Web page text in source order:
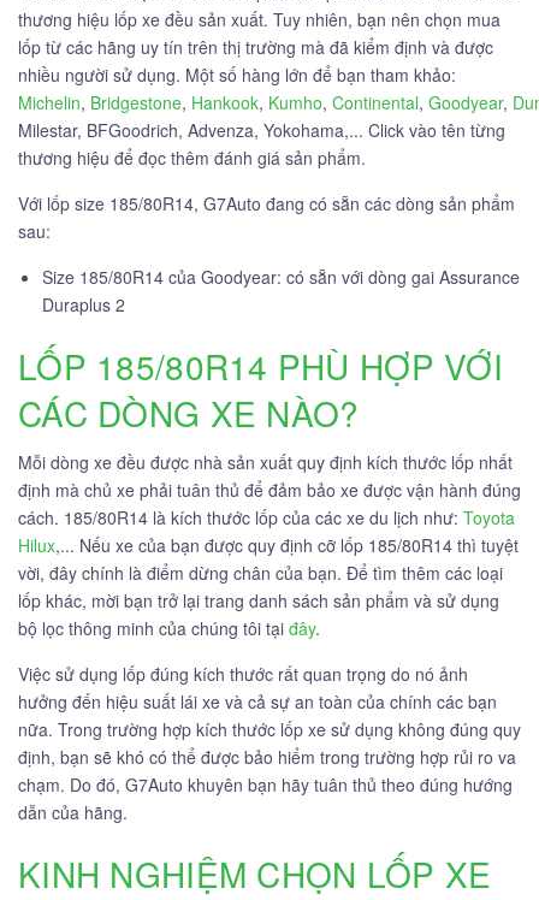
thương hiệu lốp xe đều sản xuất. Tuy nhiên, bạn nên chọn mua
lốp từ các hãng uy tín trên thị trường mà đã kiểm định và được
nhiều người sử dụng. Một số hàng lớn để bạn tham khảo:
Michelin, Bridgestone, Hankook, Kumho, Continental, Goodyear,
Milestar, BFGoodrich, Advenza, Yokohama,... Click vào tên từng
thương hiệu để đọc thêm đánh giá sản phẩm.
Với lốp size 185/80R14, G7Auto đang có sẵn các dòng sản phẩm
sau:
Size 185/80R14 của Goodyear: có sẵn với dòng gai Assurance
Duraplus 2
LỐP 185/80R14 PHÙ HỢP VỚI
CÁC DÒNG XE NÀO?
Mỗi dòng xe đều được nhà sản xuất quy định kích thước lốp nhất
định mà chủ xe phải tuân thủ để đảm bảo xe được vận hành đúng
cách. 185/80R14 là kích thước lốp của các xe du lịch như: Toyota
Hilux,... Nếu xe của bạn được quy định cỡ lốp 185/80R14 thì tuyệt
vời, đây chính là điểm dừng chân của bạn. Để tìm thêm các loại
lốp khác, mời bạn trở lại trang danh sách sản phẩm và sử dụng
bộ lọc thông minh của chúng tôi tại đây.
Việc sử dụng lốp đúng kích thước rất quan trọng do nó ảnh
hưởng đến hiệu suất lái xe và cả sự an toàn của chính các bạn
nữa. Trong trường hợp kích thước lốp xe sử dụng không đúng quy
định, bạn sẽ khó có thể được bảo hiểm trong trường hợp rủi ro va
chạm. Do đó, G7Auto khuyên bạn hãy tuân thủ theo đúng hướng
dẫn của hãng.
KINH NGHIỆM CHỌN LỐP XE